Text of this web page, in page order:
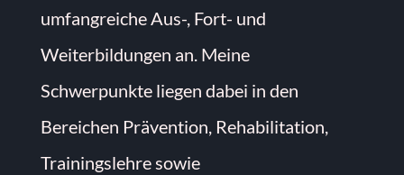
umfangreiche Aus-, Fort- und
Weiterbildungen an. Meine
Schwerpunkte liegen dabei in den
Bereichen Prävention, Rehabilitation,
Trainingslehre sowie